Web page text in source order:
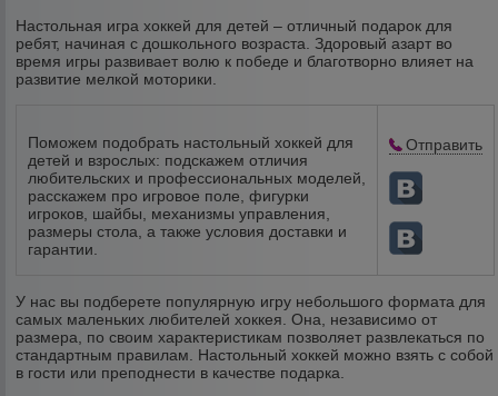
Настольная игра хоккей для детей – отличный подарок для
ребят, начиная с дошкольного возраста. Здоровый азарт во
время игры развивает волю к победе и благотворно влияет на
развитие мелкой моторики.
Поможем подобрать настольный хоккей для
детей и взрослых: подскажем отличия
любительских и профессиональных моделей,
расскажем про игровое поле, фигурки
игроков, шайбы, механизмы управления,
размеры стола, а также условия доставки и
гарантии.
Отправить
У нас вы подберете популярную игру небольшого формата для
самых маленьких любителей хоккея. Она, независимо от
размера, по своим характеристикам позволяет развлекаться по
стандартным правилам. Настольный хоккей можно взять с собой
в гости или преподнести в качестве подарка.